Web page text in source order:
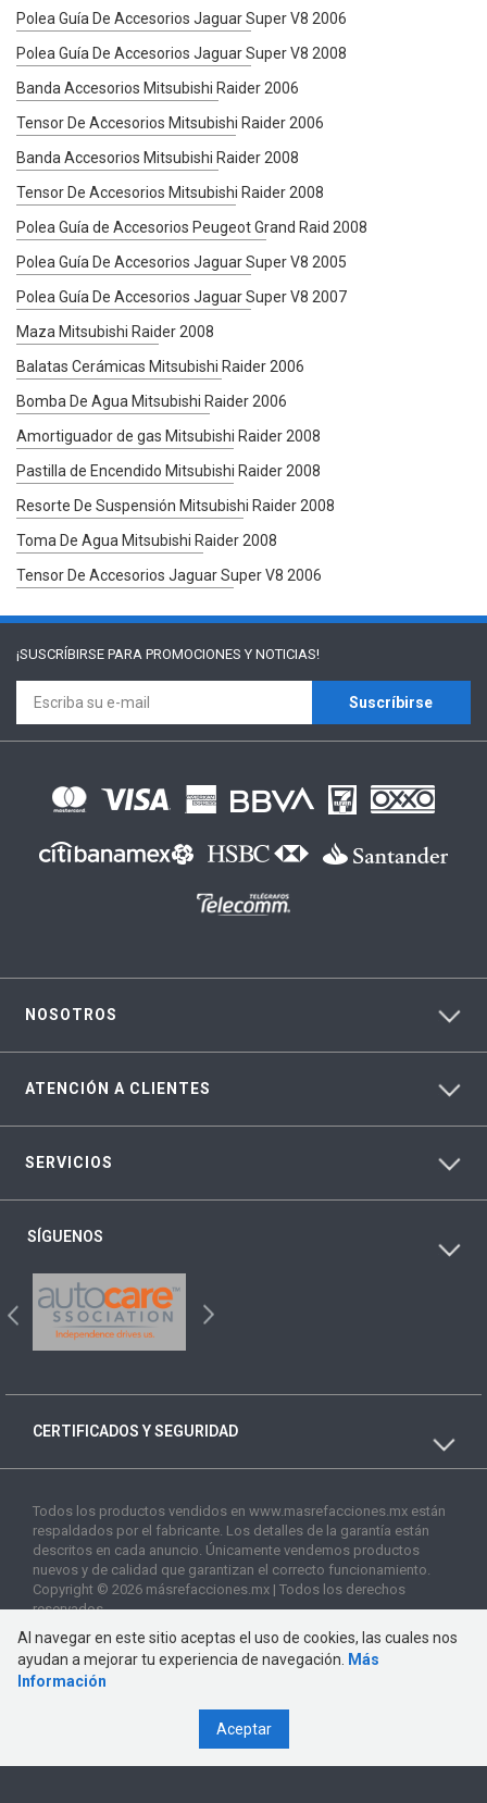
Polea Guía De Accesorios Jaguar Super V8 2006
Polea Guía De Accesorios Jaguar Super V8 2008
Banda Accesorios Mitsubishi Raider 2006
Tensor De Accesorios Mitsubishi Raider 2006
Banda Accesorios Mitsubishi Raider 2008
Tensor De Accesorios Mitsubishi Raider 2008
Polea Guía de Accesorios Peugeot Grand Raid 2008
Polea Guía De Accesorios Jaguar Super V8 2005
Polea Guía De Accesorios Jaguar Super V8 2007
Maza Mitsubishi Raider 2008
Balatas Cerámicas Mitsubishi Raider 2006
Bomba De Agua Mitsubishi Raider 2006
Amortiguador de gas Mitsubishi Raider 2008
Pastilla de Encendido Mitsubishi Raider 2008
Resorte De Suspensión Mitsubishi Raider 2008
Toma De Agua Mitsubishi Raider 2008
Tensor De Accesorios Jaguar Super V8 2006
¡SUSCRÍBIRSE PARA PROMOCIONES Y NOTICIAS!
Suscríbirse
NOSOTROS
ATENCIÓN A CLIENTES
SERVICIOS
SÍGUENOS
CERTIFICADOS Y SEGURIDAD
Todos los productos vendidos en www.masrefacciones.mx están
respaldados por el fabricante. Los detalles de la garantía están
descritos en cada anuncio. Únicamente vendemos productos
nuevos y de calidad que garantizan el correcto funcionamiento.
Copyright © 2026 másrefacciones.mx | Todos los derechos
reservados
Al navegar en este sitio aceptas el uso de cookies, las cuales nos
ayudan a mejorar tu experiencia de navegación.
Más
Información
Aceptar